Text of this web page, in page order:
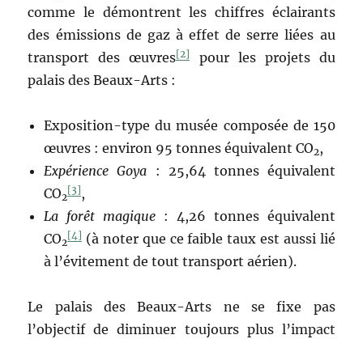
comme le démontrent les chiffres éclairants
des émissions de gaz à effet de serre liées au
transport des œuvres[2]
pour les projets du
palais des Beaux-Arts :
Exposition-type du musée composée de 150
œuvres : environ 95 tonnes équivalent CO2,
Expérience Goya : 25,64 tonnes équivalent
CO2
[3],
La forêt magique : 4,26 tonnes équivalent
CO2
[4] (à noter que ce faible taux est aussi lié
à l’évitement de tout transport aérien).
Le palais des Beaux-Arts ne se fixe pas
l’objectif de diminuer toujours plus l’impact